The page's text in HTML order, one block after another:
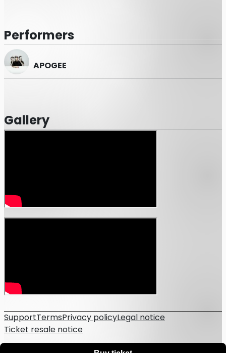
10 Star Honey
11 Into You
12 Coral
13 Losing you
14 アヒル
※MCのパートは収録しておりません。
※特典映像の他者への貸与、譲渡はご遠慮下さい。
らかじめご了承ください。
Performers
APOGEE
Gallery
SupportTermsPrivacy policyLegal notice
Ticket resale notice